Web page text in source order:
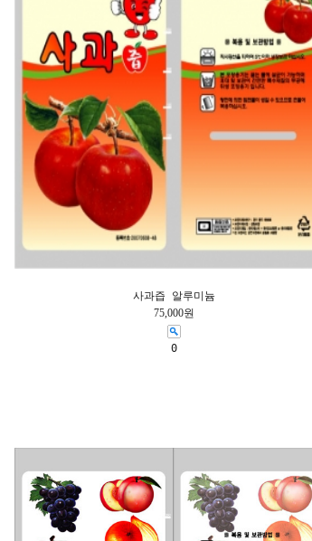
사과즙 알루미늄
75,000원
0